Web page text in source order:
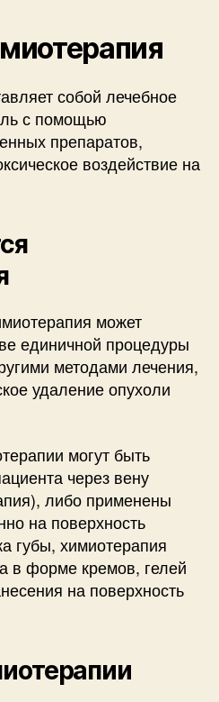
собой лечебное
с помощью
препаратов,
воздействие на
может
единичной процедуры
методами лечения,
удаление опухоли
могут быть
через вену
либо применены
на поверхность
губы, химиотерапия
в форме кремов, гелей
на поверхность